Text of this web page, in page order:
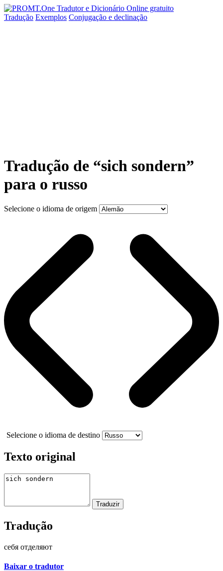
Tradução Exemplos Conjugação e declinação
Tradução de “sich sondern”
para o russo
Selecione o idioma de origem
Selecione o idioma de destino
Texto original
Tradução
себя отделяют
Baixar o tradutor